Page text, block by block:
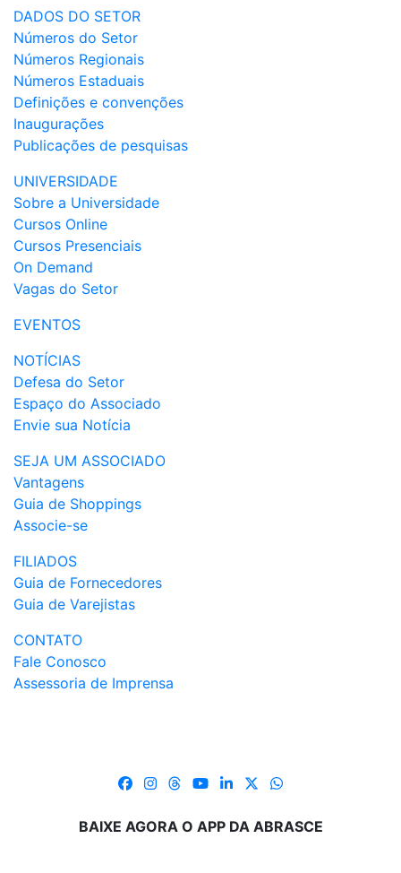
DADOS DO SETOR
Números do Setor
Números Regionais
Números Estaduais
Definições e convenções
Inaugurações
Publicações de pesquisas
UNIVERSIDADE
Sobre a Universidade
Cursos Online
Cursos Presenciais
On Demand
Vagas do Setor
EVENTOS
NOTÍCIAS
Defesa do Setor
Espaço do Associado
Envie sua Notícia
SEJA UM ASSOCIADO
Vantagens
Guia de Shoppings
Associe-se
FILIADOS
Guia de Fornecedores
Guia de Varejistas
CONTATO
Fale Conosco
Assessoria de Imprensa
BAIXE AGORA O APP DA ABRASCE